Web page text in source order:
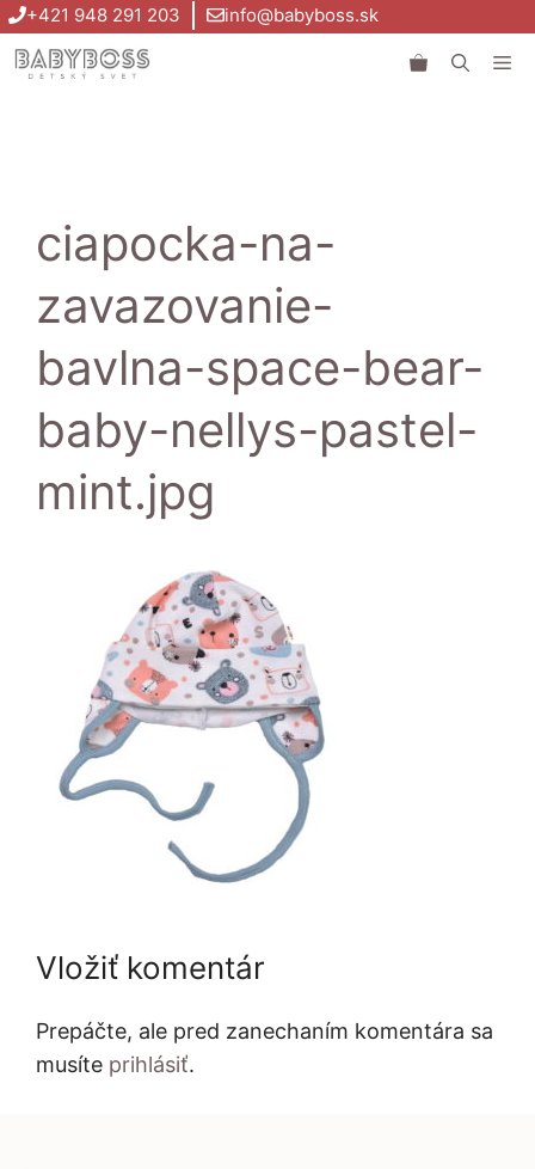
Preskočiť
na
obsah
+421 948 291 203 info@babyboss.sk
ciapocka-na-
zavazovanie-
bavlna-space-bear-
baby-nellys-pastel-
mint.jpg
Vložiť komentár
Prepáčte, ale pred zanechaním komentára sa
musíte prihlásiť.